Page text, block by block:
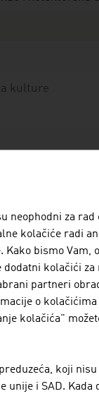
kulture
u oblasti kulture
oblasti
2023
Mio. Euro
1.134,18
neophodni za rad
kolačiće radi
bismo Vam,
kolačići za
partneri
o
kolačića"
koji nisu
unije i SAD. Kada